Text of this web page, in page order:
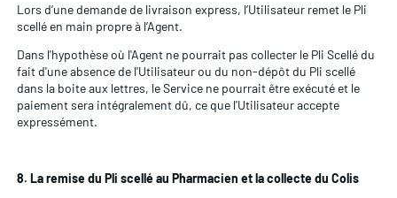
Lors d’une demande de livraison express, l’Utilisateur remet le Pli
scellé en main propre à l’Agent.
Dans l'hypothèse où l'Agent ne pourrait pas collecter le Pli Scellé du
fait d'une absence de l'Utilisateur ou du non-dépôt du Pli scellé
dans la boite aux lettres, le Service ne pourrait être exécuté et le
paiement sera intégralement dû, ce que l'Utilisateur accepte
expressément.
8. La remise du Pli scellé au Pharmacien et la collecte du Colis